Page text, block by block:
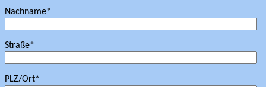
Nachname*
Straße*
PLZ/Ort*